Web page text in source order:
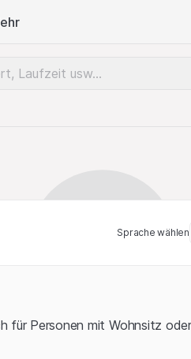
Sprache wählen
für Personen mit Wohnsitz